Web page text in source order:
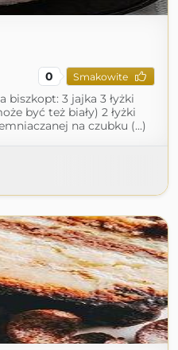
0 Smakowite
biszkopt: 3 jajka 3 łyżki
być też biały) 2 łyżki
na czubku (...)